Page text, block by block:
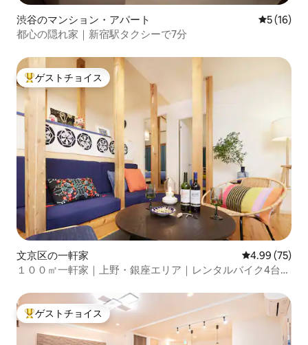
渋谷のマンション・アパート レビュー
5 (16)
都心の隠れ家｜新宿駅タクシーで7分
大好評のゲストチョイスです。
ゲストチョイス
文京区の一軒家 レビュー75
4.99 (75)
１００㎡一軒家｜上野・銀座エリア｜レンタルバイク4台｜
大好評のゲストチョイスです。
ゲストチョイス